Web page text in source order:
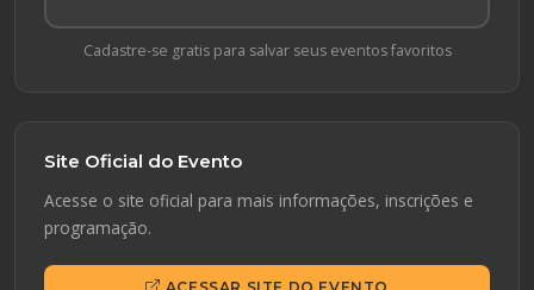
Cadastre-se gratis para salvar seus eventos favoritos
Site Oficial do Evento
Acesse o site oficial para mais informações, inscrições e
programação.